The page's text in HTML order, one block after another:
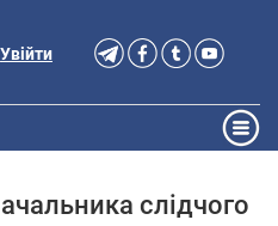
Увійти
слідчого